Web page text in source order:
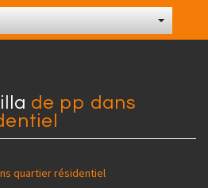
de pp dans
quartier résidentiel